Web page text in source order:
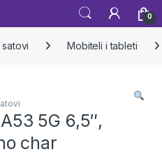
0
Mobiteli i tableti
5G 6,5″,
char